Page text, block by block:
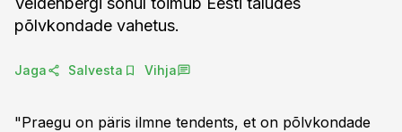
põlvkondade vahetus.
Jaga Salvesta Vihja
"Praegu on päris ilmne tendents, et on põlvkondade